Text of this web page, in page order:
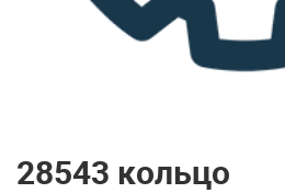
28543 кольцо